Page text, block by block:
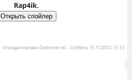
Rap4ik,
Отредактировал Defender-AL-Суббота, 10.11.2012, 15:13